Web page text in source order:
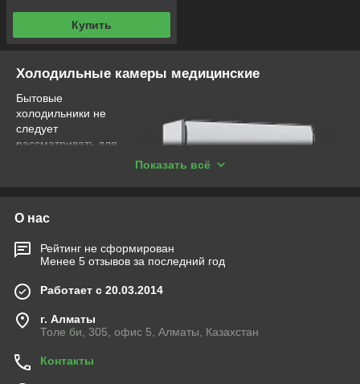
Купить
Холодильные камеры медицинские
Бытовые
холодильники не
следует
рассматривать для
чувствительных к
компонентов,
например,
лекарственных
препаратов.
Распространённое
заблуждение
что один холодильник ничем не хуже другого, ведь не так уж
сложно обеспечить стабильную и равномерную температуру.
Показать всё
О нас
Рейтинг не сформирован
Менее 5 отзывов за последний год
Работает с 20.03.2014
г. Алматы
Толе би, 305, офис 5, Алматы, Казахстан
Контакты